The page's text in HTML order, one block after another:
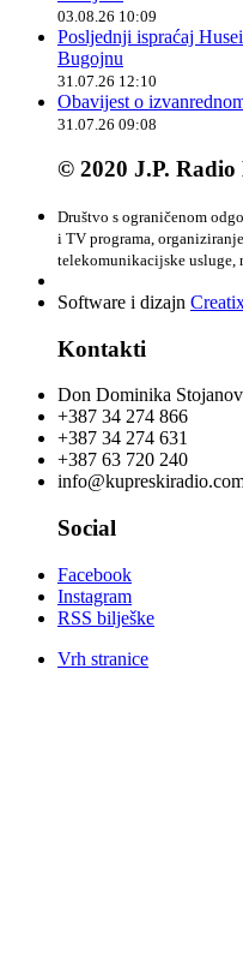
03.08.26 10:09
Posljednji ispraćaj
Bugojnu
31.07.26 12:10
Obavijest o
31.07.26 09:08
© 2020 J.P. Radio
Društvo s ograničenom
i TV programa,
telekomunikacijske
Software i dizajn
Kontakti
Don Dominika
+387 34 274 866
+387 34 274 631
+387 63 720 240
Social
Facebook
Instagram
RSS bilješke
Vrh stranice